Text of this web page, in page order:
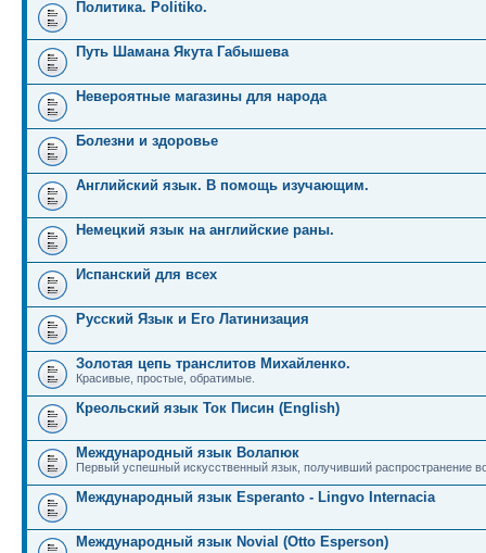
Политика. Politiko.
Путь Шамана Якута Габышева
Невероятные магазины для народа
Болезни и здоровье
Английский язык. В помощь изучающим.
Немецкий язык на английские раны.
Испанский для всех
Русский Язык и Его Латинизация
Золотая цепь транслитов Михайленко.
Красивые, простые, обратимые.
Креольский язык Ток Писин (English)
Международный язык Волапюк
Первый успешный искусственный язык, получивший распространение
Международный язык Esperanto - Lingvo Internacia
Международный язык Novial (Otto Esperson)